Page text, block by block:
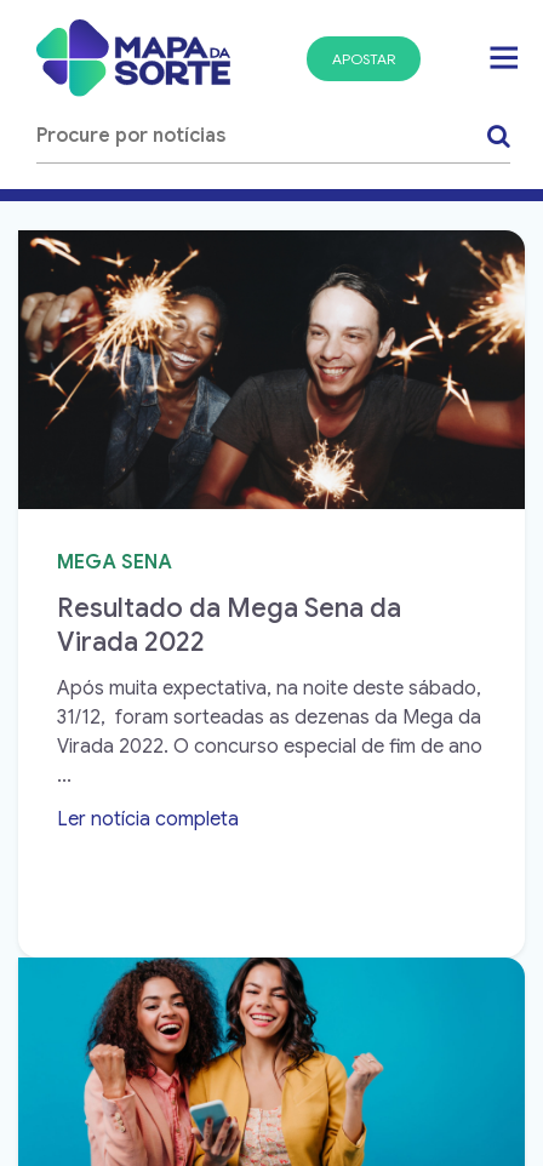
APOSTAR
MEGA SENA
Resultado da Mega Sena da
Virada 2022
Após muita expectativa, na noite deste sábado,
31/12, foram sorteadas as dezenas da Mega da
Virada 2022. O concurso especial de fim de ano
...
Ler notícia completa